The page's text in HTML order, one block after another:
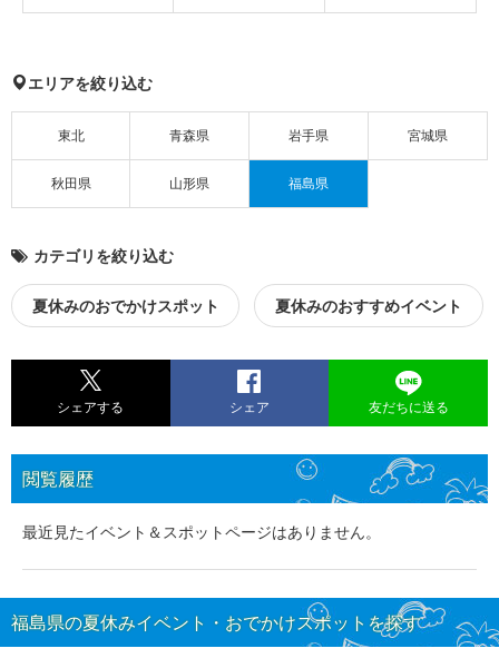
エリアを絞り込む
東北 青森県 岩手県 宮城県
秋田県 山形県 福島県
カテゴリを絞り込む
夏休みのおでかけスポット 夏休みのおすすめイベント
シェアする シェア 友だちに送る
閲覧履歴
最近見たイベント＆スポットページはありません。
福島県の夏休みイベント・おでかけスポットを探す